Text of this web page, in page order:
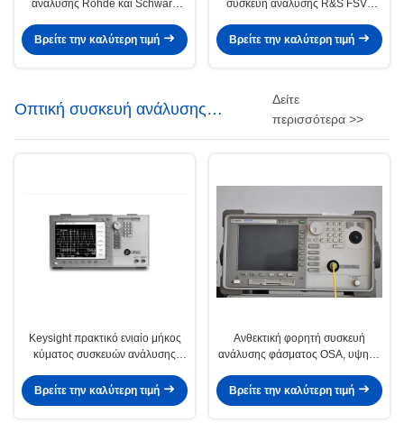
ανάλυσης Rohde και Schwarz
Βρείτε την καλύτερη τιμή
συσκευή ανάλυσης R&S FSV3
οδηγήσεις
Βρείτε την καλύτερη τιμή
Οπτική συσκευή ανάλυσης
φάσματος
Δείτε
περισσότερα >>
Keysight πρακτικό ενιαίο μήκος
κύματος συσκευών ανάλυσης
Βρείτε την καλύτερη τιμή
Ανθεκτική φορητή συσκευή
ανάλυσης φάσματος OSA, υψηλή
Βρείτε την καλύτερη τιμή